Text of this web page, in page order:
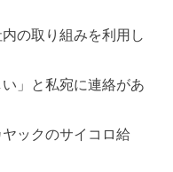
の取り組みを利用し
」と私宛に連絡があ
ックのサイコロ給